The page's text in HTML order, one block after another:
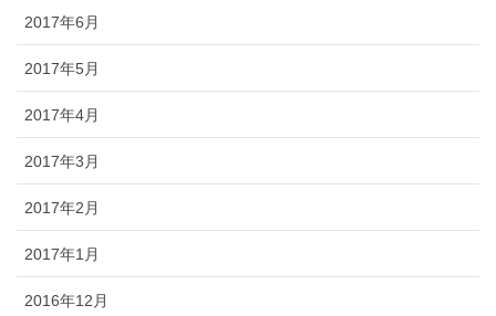
2017年6月
2017年5月
2017年4月
2017年3月
2017年2月
2017年1月
2016年12月